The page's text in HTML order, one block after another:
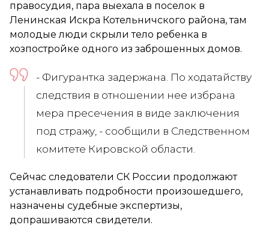
правосудия, пара выехала в поселок в
Ленинская Искра Котельничского района, там
молодые люди скрыли тело ребенка в
хозпостройке одного из заброшенных домов.
- Фигурантка задержана. По ходатайству
следствия в отношении нее избрана
мера пресечения в виде заключения
под стражу, - сообщили в Следственном
комитете Кировской области.
Сейчас следователи СК России продолжают
устанавливать подробности произошедшего,
назначены судебные экспертизы,
допрашиваются свидетели.